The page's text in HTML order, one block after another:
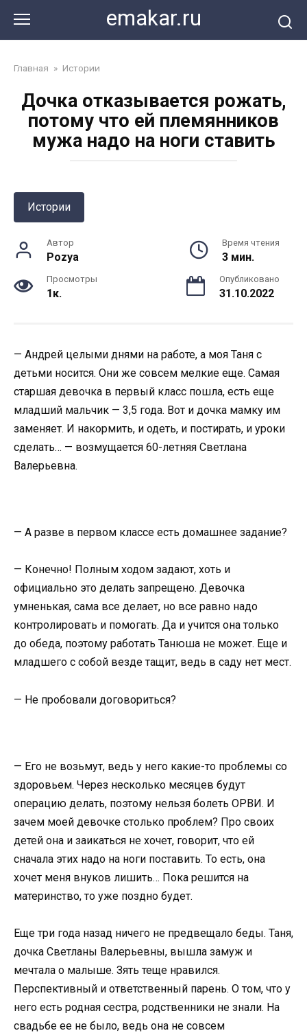
контенту
emakar.ru
Главная » Истории
Дочка отказывается рожать,
потому что ей племянников
мужа надо на ноги ставить
Истории
Автор
Pozya
Время чтения
3 мин.
Просмотры
1к.
Опубликовано
31.10.2022
— Андрей целыми днями на работе, а моя Таня с
детьми носится. Они же совсем мелкие еще. Самая
старшая девочка в первый класс пошла, есть еще
младший мальчик — 3,5 года. Вот и дочка мамку им
заменяет. И накормить, и одеть, и постирать, и уроки
сделать… — возмущается 60-летняя Светлана
Валерьевна.
— А разве в первом классе есть домашнее задание?
— Конечно! Полным ходом задают, хоть и
официально это делать запрещено. Девочка
умненькая, сама все делает, но все равно надо
контролировать и помогать. Да и учится она только
до обеда, поэтому работать Танюша не может. Еще и
младшего с собой везде тащит, ведь в саду нет мест.
— Не пробовали договориться?
— Его не возьмут, ведь у него какие-то проблемы со
здоровьем. Через несколько месяцев будут
операцию делать, поэтому нельзя болеть ОРВИ. И
зачем моей девочке столько проблем? Про своих
детей она и заикаться не хочет, говорит, что ей
сначала этих надо на ноги поставить. То есть, она
хочет меня внуков лишить… Пока решится на
материнство, то уже поздно будет.
Еще три года назад ничего не предвещало беды. Таня,
дочка Светланы Валерьевны, вышла замуж и
мечтала о малыше. Зять теще нравился.
Перспективный и ответственный парень. О том, что у
него есть родная сестра, родственники не знали. На
свадьбе ее не было, ведь она не совсем